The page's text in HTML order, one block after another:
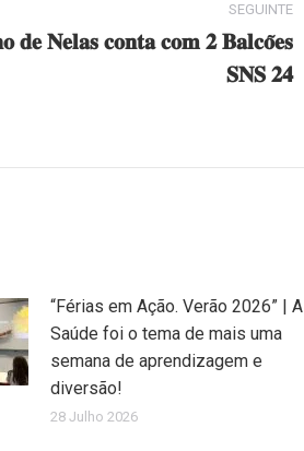
SEGUINTE
𝐝𝐞 𝐍𝐞𝐥𝐚𝐬 𝐜𝐨𝐧𝐭𝐚 𝐜𝐨𝐦 𝟐 𝐁𝐚𝐥𝐜𝐨̃𝐞𝐬
𝐒𝐍𝐒 𝟐𝟒
“Férias em Ação. Verão 2026” | A
Saúde foi o tema de mais uma
semana de aprendizagem e
diversão!
28 Julho 2026